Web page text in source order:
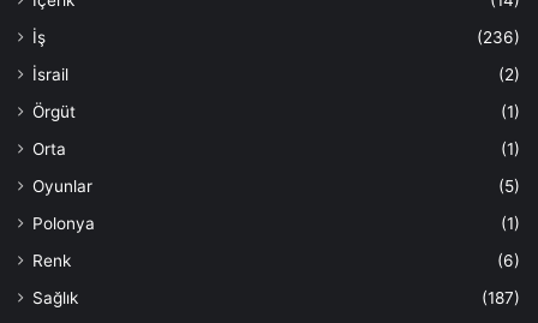
İş
(236)
İsrail
(2)
Örgüt
(1)
Orta
(1)
Oyunlar
(5)
Polonya
(1)
Renk
(6)
Sağlık
(187)